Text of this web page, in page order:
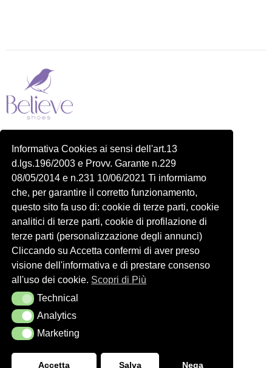
Informativa Cookies ai sensi dell'art.13
d.lgs.196/2003 e Provv. Garante n.229
08/05/2014 e n.231 10/06/2021 Ti informiamo
che, per garantire il corretto funzionamento,
questo sito fa uso di: cookie di terze parti, cookie
analitici di terze parti, cookie di profilazione di
terze parti (personalizzazione degli annunci)
Cliccando su Accetta confermi di aver preso
visione dell'informativa e di prestare consenso
all'uso dei cookie. Scopri di Più
Technical
Technical
Analytics
Analytics
Marketing
Marketing
Accetta Salva Nega
P.IVA 14822091006
N.REA: RM-1548401
C.SOCIALE: €10,00
334 918 4321
Shop
Donna
Bambini
Account
Carrello
Profilo
Ordini
Wishlist